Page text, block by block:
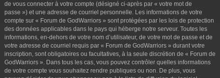
de vous connecter à votre compte (désigné ci-après par « votre mot de
passe ») et une adresse de courriel personnelle. Les informations de votre
compte sur « Forum de GodWarriors » sont protégées par les lois de protection
des données applicables dans le pays qui héberge notre serveur. Toutes les
informations, en-dehors de votre nom d’utilisateur, de votre mot de passe et de
votre adresse de courriel requis par « Forum de GodWarriors » durant votre
inscription, sont obligatoires ou facultatives, à la seule discrétion de « Forum de
GodWarriors ». Dans tous les cas, vous pouvez contrôler quelles informations
de votre compte vous souhaitez rendre publiques ou non. De plus, vous